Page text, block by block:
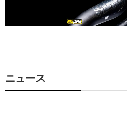
ニュース